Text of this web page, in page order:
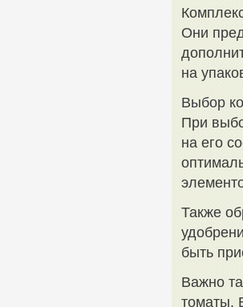
Они
на
Выбор
При
на его
Также
быть
Важно
томаты.